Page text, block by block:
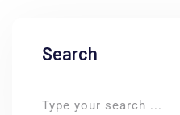
Search